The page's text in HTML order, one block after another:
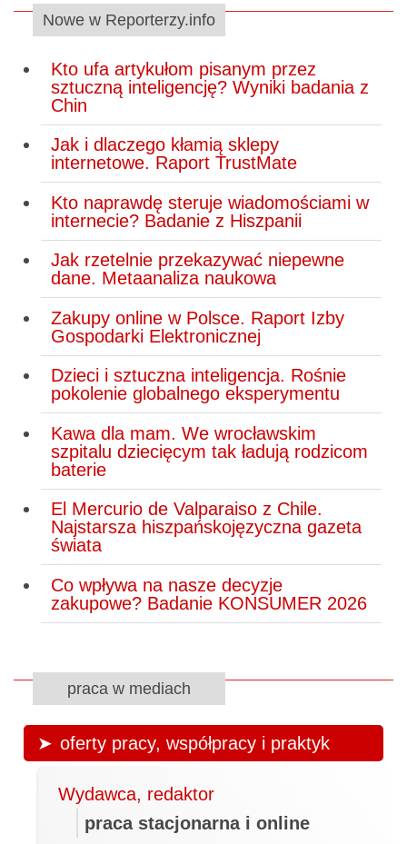
Nowe w Reporterzy.info
Kto ufa artykułom pisanym przez
sztuczną inteligencję? Wyniki badania z
Chin
Jak i dlaczego kłamią sklepy
internetowe. Raport TrustMate
Kto naprawdę steruje wiadomościami w
internecie? Badanie z Hiszpanii
Jak rzetelnie przekazywać niepewne
dane. Metaanaliza naukowa
Zakupy online w Polsce. Raport Izby
Gospodarki Elektronicznej
Dzieci i sztuczna inteligencja. Rośnie
pokolenie globalnego eksperymentu
Kawa dla mam. We wrocławskim
szpitalu dziecięcym tak ładują rodzicom
baterie
El Mercurio de Valparaiso z Chile.
Najstarsza hiszpańskojęzyczna gazeta
świata
Co wpływa na nasze decyzje
zakupowe? Badanie KONSUMER 2026
praca w mediach
oferty pracy, współpracy i praktyk
Wydawca, redaktor
praca stacjonarna i online